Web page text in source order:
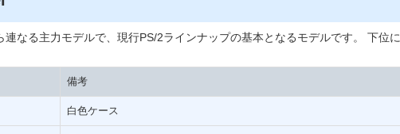
連なる主力モデルで、現行PS/2ラインナップの基本となるモデルです。 下位に
備考
白色ケース